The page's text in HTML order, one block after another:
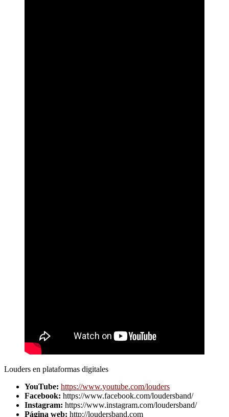
Louders en plataformas digitales
YouTube: https://www.youtube.com/louders
Facebook: https://www.facebook.com/loudersband/
Instagram: https://www.instagram.com/loudersband/
Página web: http://loudersband.com